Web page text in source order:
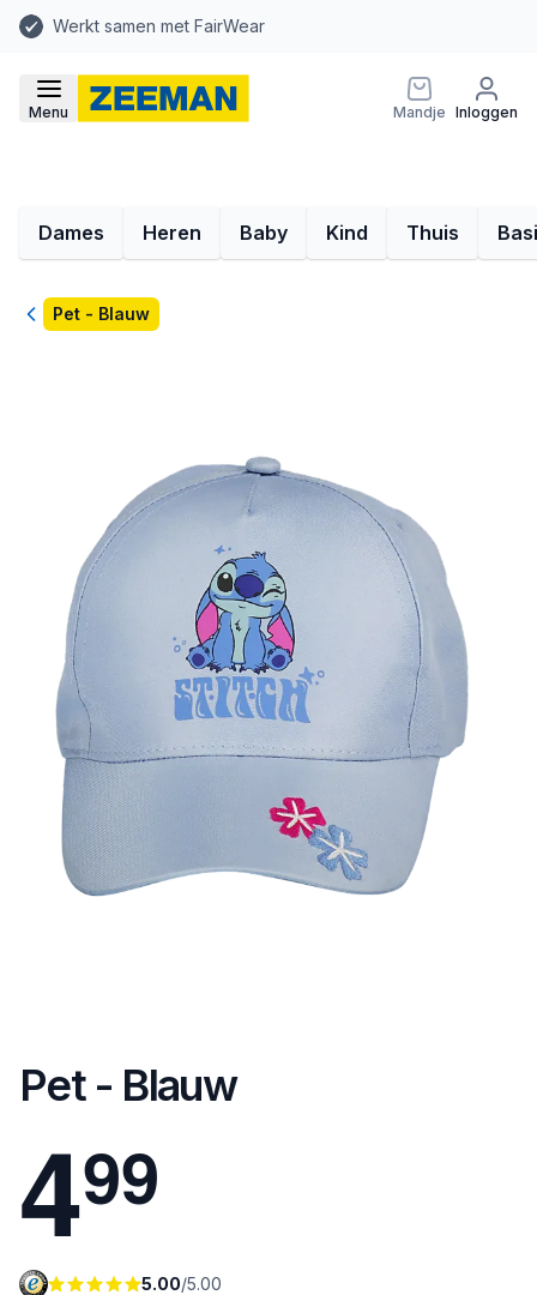
Werkt samen met FairWear
Menu Mandje Inloggen
Dames Heren Baby Kind Thuis
TerugPet - Blauw
Pet - Blauw
499
5.00/5.00